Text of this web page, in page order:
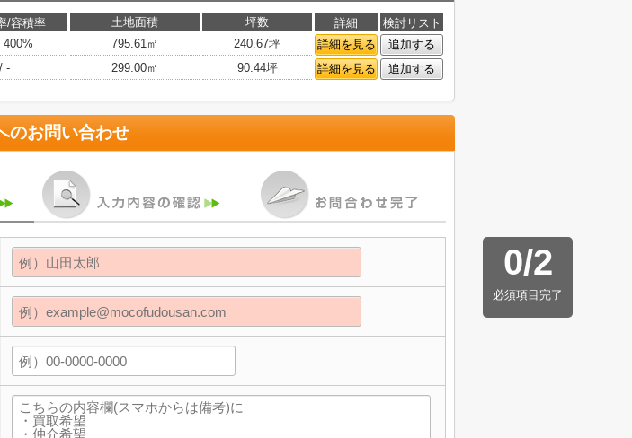
/容積率 土地面積 坪数 詳細
検討リスト
400% 795.61㎡ 240.67坪 詳細を見る
追加する
- 299.00㎡ 90.44坪 詳細を見る 追加する
のお問い合わせ
0/2
必須項目完了